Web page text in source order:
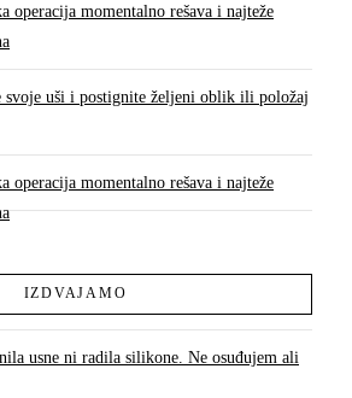
operacija momentalno rešava i najteže
svoje uši i postignite željeni oblik ili položaj
operacija momentalno rešava i najteže
IZDVAJAMO
usne ni radila silikone. Ne osuđujem ali